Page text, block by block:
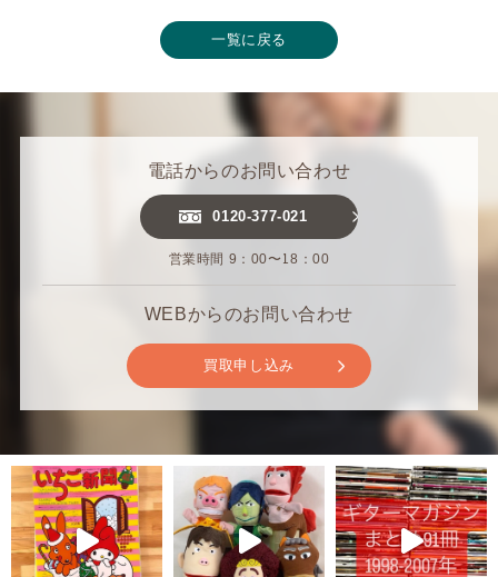
一覧に戻る
電話からのお問い合わせ
0120-377-021
営業時間 9：00〜18：00
WEBからのお問い合わせ
買取申し込み